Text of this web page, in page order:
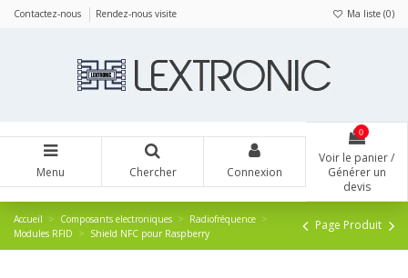
Contactez-nous Rendez-nous visite Ma liste (0)
Menu Chercher Connexion
0
Voir le panier /
Générer un
devis
Accueil Composants electroniques
Radiofréquence
Modules RFID
Shield NFC pour Raspberry
Page Produit
Panneau de gestion des cookies